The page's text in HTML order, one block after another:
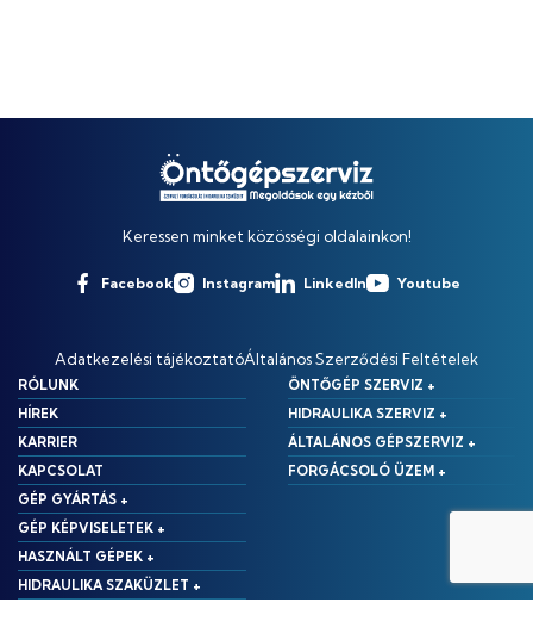
Keressen minket közösségi oldalainkon!
Facebook Instagram LinkedIn Youtube
Adatkezelési tájékoztatóÁltalános Szerződési Feltételek
RÓLUNK
HÍREK
KARRIER
KAPCSOLAT
ÖNTŐGÉP SZERVIZ +
HIDRAULIKA SZERVIZ +
ÁLTALÁNOS GÉPSZERVIZ +
FORGÁCSOLÓ ÜZEM +
GÉP GYÁRTÁS +
GÉP KÉPVISELETEK +
HASZNÁLT GÉPEK +
HIDRAULIKA SZAKÜZLET +